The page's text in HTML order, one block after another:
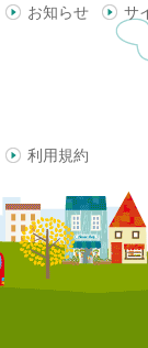
お知らせ サ
利用規約